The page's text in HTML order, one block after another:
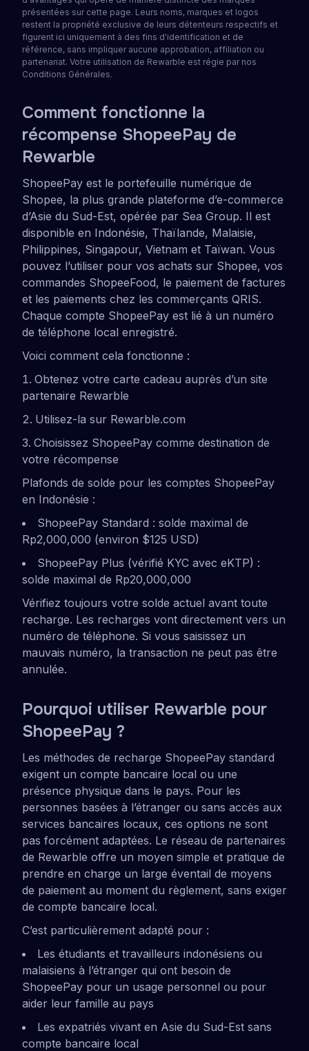
présentées sur cette page. Leurs noms, marques et logos
restent la propriété exclusive de leurs détenteurs respectifs et
figurent ici uniquement à des fins d'identification et de
référence, sans impliquer aucune approbation, affiliation ou
partenariat. Votre utilisation de Rewarble est régie par nos
Conditions Générales.
Comment fonctionne la
récompense ShopeePay de
Rewarble
ShopeePay est le portefeuille numérique de
Shopee, la plus grande plateforme d’e-commerce
d’Asie du Sud-Est, opérée par Sea Group. Il est
disponible en Indonésie, Thaïlande, Malaisie,
Philippines, Singapour, Vietnam et Taïwan. Vous
pouvez l’utiliser pour vos achats sur Shopee, vos
commandes ShopeeFood, le paiement de factures
et les paiements chez les commerçants QRIS.
Chaque compte ShopeePay est lié à un numéro
de téléphone local enregistré.
Voici comment cela fonctionne :
Obtenez votre carte cadeau auprès d’un site
partenaire Rewarble
Utilisez-la sur Rewarble.com
Choisissez ShopeePay comme destination de
votre récompense
Plafonds de solde pour les comptes ShopeePay
en Indonésie :
ShopeePay Standard : solde maximal de
Rp2,000,000 (environ $125 USD)
ShopeePay Plus (vérifié KYC avec eKTP) :
solde maximal de Rp20,000,000
Vérifiez toujours votre solde actuel avant toute
recharge. Les recharges vont directement vers un
numéro de téléphone. Si vous saisissez un
mauvais numéro, la transaction ne peut pas être
annulée.
Pourquoi utiliser Rewarble pour
ShopeePay ?
Les méthodes de recharge ShopeePay standard
exigent un compte bancaire local ou une
présence physique dans le pays. Pour les
personnes basées à l’étranger ou sans accès aux
services bancaires locaux, ces options ne sont
pas forcément adaptées. Le réseau de partenaires
de Rewarble offre un moyen simple et pratique de
prendre en charge un large éventail de moyens
de paiement au moment du règlement, sans exiger
de compte bancaire local.
C’est particulièrement adapté pour :
Les étudiants et travailleurs indonésiens ou
malaisiens à l’étranger qui ont besoin de
ShopeePay pour un usage personnel ou pour
aider leur famille au pays
Les expatriés vivant en Asie du Sud-Est sans
compte bancaire local